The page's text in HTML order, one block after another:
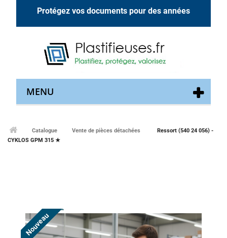
Protégez vos documents pour des années
MENU
Catalogue Vente de pièces détachées
Ressort (540 24 056) -
CYKLOS GPM 315 ★
Nouveau